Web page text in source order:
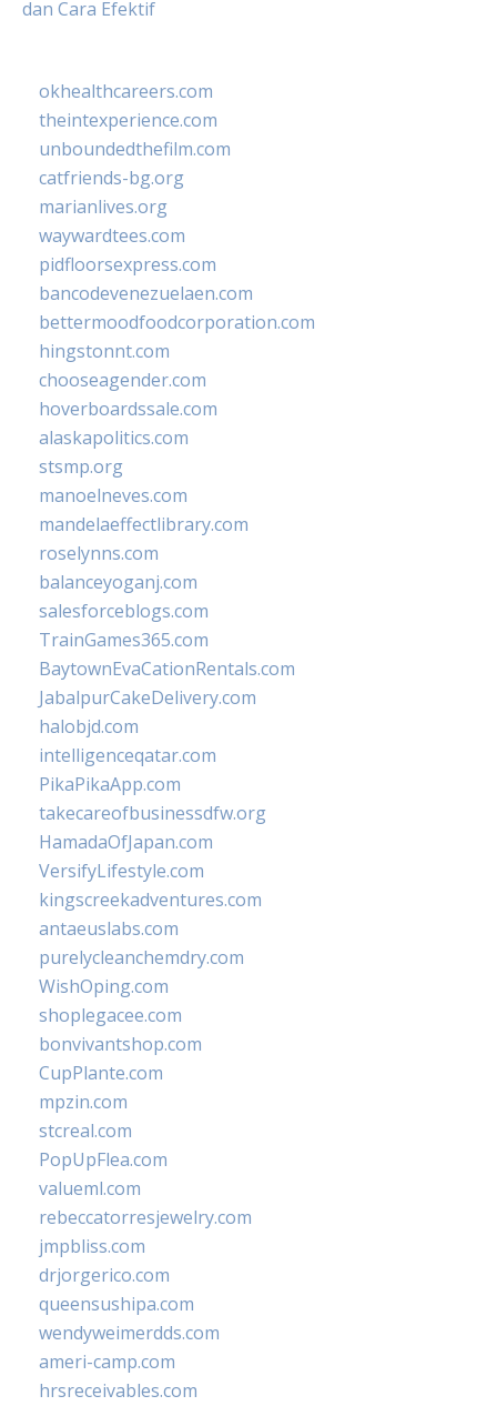
dan Cara Efektif
okhealthcareers.com
theintexperience.com
unboundedthefilm.com
catfriends-bg.org
marianlives.org
waywardtees.com
pidfloorsexpress.com
bancodevenezuelaen.com
bettermoodfoodcorporation.com
hingstonnt.com
chooseagender.com
hoverboardssale.com
alaskapolitics.com
stsmp.org
manoelneves.com
mandelaeffectlibrary.com
roselynns.com
balanceyoganj.com
salesforceblogs.com
TrainGames365.com
BaytownEvaCationRentals.com
JabalpurCakeDelivery.com
halobjd.com
intelligenceqatar.com
PikaPikaApp.com
takecareofbusinessdfw.org
HamadaOfJapan.com
VersifyLifestyle.com
kingscreekadventures.com
antaeuslabs.com
purelycleanchemdry.com
WishOping.com
shoplegacee.com
bonvivantshop.com
CupPlante.com
mpzin.com
stcreal.com
PopUpFlea.com
valueml.com
rebeccatorresjewelry.com
jmpbliss.com
drjorgerico.com
queensushipa.com
wendyweimerdds.com
ameri-camp.com
hrsreceivables.com